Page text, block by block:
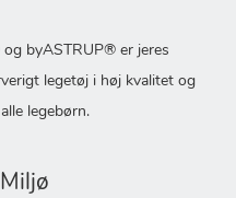
byASTRUP® er jeres
legetøj i høj kvalitet og
legebørn.
Miljø